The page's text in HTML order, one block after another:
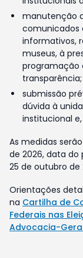
manutenção
comunicados
informativos,
museus, à
programação
transparência;
submissão
dúvida à
institucional
As medidas
de 2026, data
25 de outubro de
Orientações
na Cartilha de
Federais nas
Advocacia-